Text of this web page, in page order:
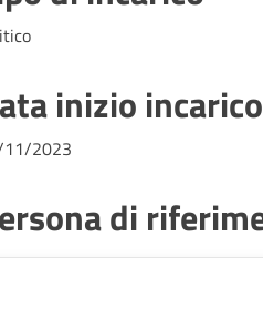
inizio incarico
2023
di